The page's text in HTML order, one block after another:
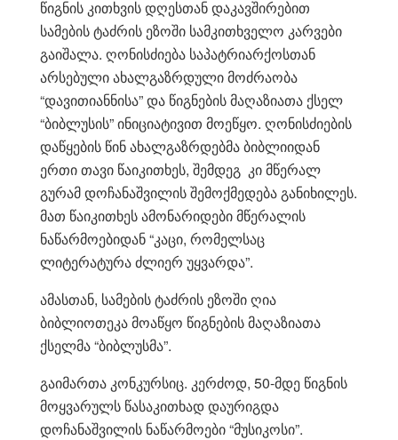
წიგნის კითხვის დღესთან დაკავშირებით
სამების ტაძრის ეზოში სამკითხველო კარვები
გაიშალა. ღონისძიება საპატრიარქოსთან
არსებული ახალგაზრდული მოძრაობა
“დავითიანნისა” და წიგნების მაღაზიათა ქსელ
“ბიბლუსის” ინიციატივით მოეწყო. ღონისძიების
დაწყების წინ ახალგაზრდებმა ბიბლიიდან
ერთი თავი წაიკითხეს, შემდეგ კი მწერალ
გურამ დოჩანაშვილის შემოქმედება განიხილეს.
მათ წაიკითხეს ამონარიდები მწერალის
ნაწარმოებიდან “კაცი, რომელსაც
ლიტერატურა ძლიერ უყვარდა”.
ამასთან, სამების ტაძრის ეზოში ღია
ბიბლიოთეკა მოაწყო წიგნების მაღაზიათა
ქსელმა “ბიბლუსმა”.
გაიმართა კონკურსიც. კერძოდ, 50-მდე წიგნის
მოყვარულს წასაკითხად დაურიგდა
დოჩანაშვილის ნაწარმოები “მუსიკოსი”.